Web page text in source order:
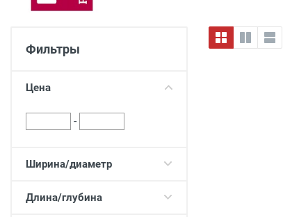
Настенные панно, Вазы
Двери
Для дачи и дома
Охранные системы
РАСПРОДАЖА
Фильтры
Цена
-
Ширина/диаметр
Длина/глубина